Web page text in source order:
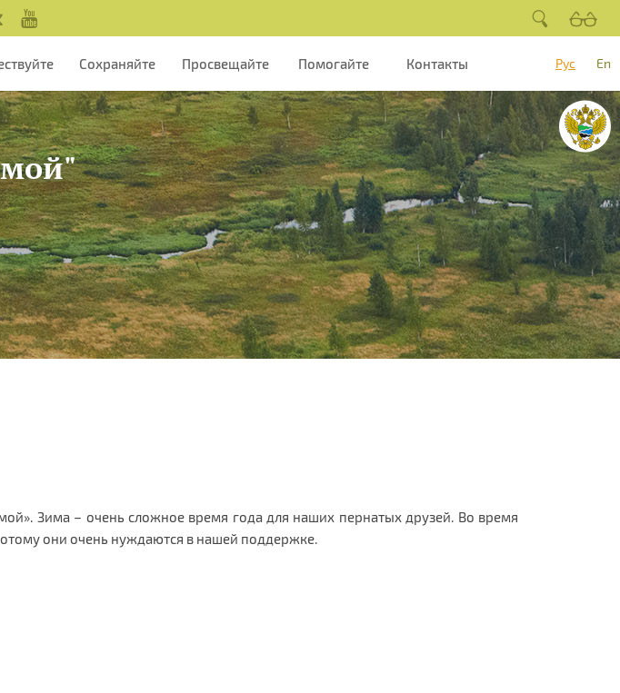
Сохраняйте Просвещайте Помогайте Контакты Рус En
Зима – очень сложное время года для наших пернатых друзей. Во время
они очень нуждаются в нашей поддержке.